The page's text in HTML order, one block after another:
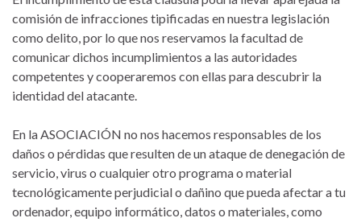
comisión de infracciones tipificadas en nuestra legislación
como delito, por lo que nos reservamos la facultad de
comunicar dichos incumplimientos a las autoridades
competentes y cooperaremos con ellas para descubrir la
identidad del atacante.
En la ASOCIACIÓN no nos hacemos responsables de los
daños o pérdidas que resulten de un ataque de denegación de
servicio, virus o cualquier otro programa o material
tecnológicamente perjudicial o dañino que pueda afectar a tu
ordenador, equipo informático, datos o materiales, como